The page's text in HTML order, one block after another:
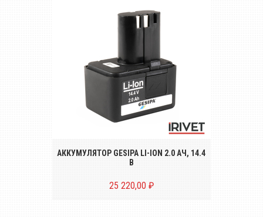
Аккумуляторная батарея GESIPA Li-Ion 2.0
Ач, 14.4В для заклёпочников ACCUBIRD,
POWERBIRD и FIREBIRD.
АККУМУЛЯТОР GESIPA LI-ION 2.0 АЧ, 14.4
В
25 220,00 ₽